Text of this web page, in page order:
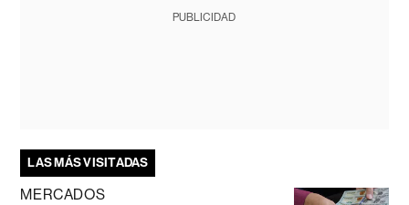
PUBLICIDAD
LAS MÁS VISITADAS
MERCADOS